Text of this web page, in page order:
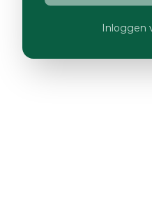
Inloggen